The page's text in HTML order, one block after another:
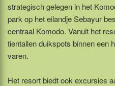
strategisch gelegen in het
park op het eilandje Sebayur
centraal Komodo. Vanuit het
tientallen duikspots binnen een
varen.
Het resort biedt ook excursies